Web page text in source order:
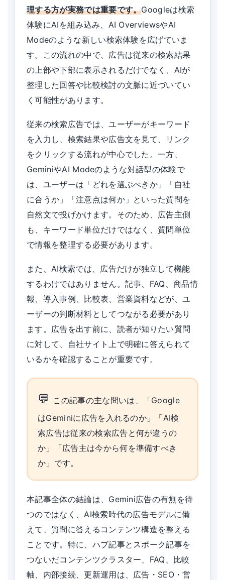
理する方が実務では重要です。Googleは検索
体験にAIを組み込み、AI OverviewsやAI
Modeのような新しい検索体験を広げていま
す。この流れの中で、広告は従来の検索結果
の上部や下部に表示されるだけでなく、AIが
整理した回答や比較検討の文脈に近づいてい
く可能性があります。
従来の検索広告では、ユーザーがキーワード
を入力し、検索結果や広告文を見て、リンク
をクリックする流れが中心でした。一方、
GeminiやAI Modeのような対話型の体験で
は、ユーザーは「どれを選ぶべきか」「自社
に合うか」「注意点は何か」といった質問を
自然文で投げかけます。そのため、広告主側
も、キーワード単位だけではなく、質問単位
で情報を整理する必要があります。
また、AI検索では、広告だけが独立して機能
するわけではありません。記事、FAQ、商品情
報、導入事例、比較表、営業資料などが、ユ
ーザーの判断材料としてつながる必要があり
ます。広告を出す前に、読者が知りたい質問
に対して、自社サイト上で明確に答えられて
いるかを確認することが重要です。
この記事の主な問いは、「Google
はGeminiに広告を入れるのか」「AI検
索広告は従来の検索広告と何が違うの
か」「広告主は今から何を準備すべき
か」です。
本記事全体の結論は、Gemini広告の有無を待
つのではなく、AI検索時代の広告モデルに備
えて、質問に答えるコンテンツ構造を整える
ことです。特に、ハブ記事とスポーク記事を
つないだコンテンツクラスター、FAQ、比較
軸、内部接続、更新運用は、広告・SEO・営